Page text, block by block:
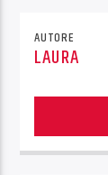
AUTORE
LAURA